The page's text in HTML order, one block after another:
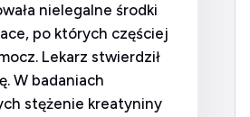
nielegalne środki
po których częściej
Lekarz stwierdził
W badaniach
stężenie kreatyniny